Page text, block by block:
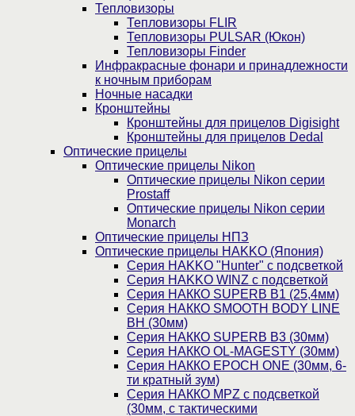
Тепловизоры
Тепловизоры FLIR
Тепловизоры PULSAR (Юкон)
Тепловизоры Finder
Инфракрасные фонари и принадлежности
к ночным приборам
Ночные насадки
Кронштейны
Кронштейны для прицелов Digisight
Кронштейны для прицелов Dedal
Оптические прицелы
Оптические прицелы Nikon
Оптические прицелы Nikon серии
Prostaff
Оптические прицелы Nikon серии
Monarch
Оптические прицелы НПЗ
Оптические прицелы HAKKO (Япония)
Cерия HAKKO "Hunter" с подсветкой
Серия НAKKO WINZ с подсветкой
Серия НАККО SUPERB B1 (25,4мм)
Серия НАККО SMOOTH BODY LINE
BH (30мм)
Серия НАККО SUPERB B3 (30мм)
Серия НАККО OL-MAGESTY (30мм)
Серия НАККО EPOCH ONE (30мм, 6-
ти кратный зум)
Серия НАККО MPZ с подсветкой
(30мм, c тактическими